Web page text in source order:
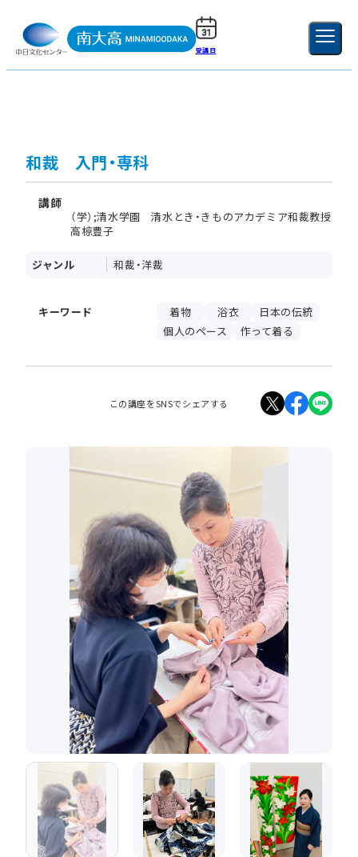
受講日 新規登録
和裁 入門・専科
講師
（学）;清水学園 清水とき・きものアカデミア和裁教授
高椋豊子
ジャンル 和裁・洋裁
キーワード 着物 浴衣
日本の伝統
個人のペース
作って着る
この講座をSNSでシェアする